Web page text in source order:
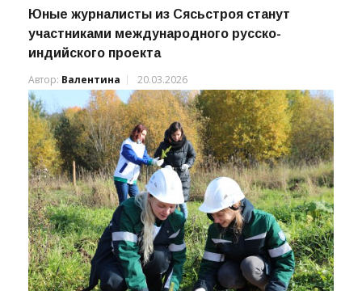
Юные журналисты из Сясьстроя станут
участниками международного русско-
индийского проекта
Автор: Валентина 20.03.2026